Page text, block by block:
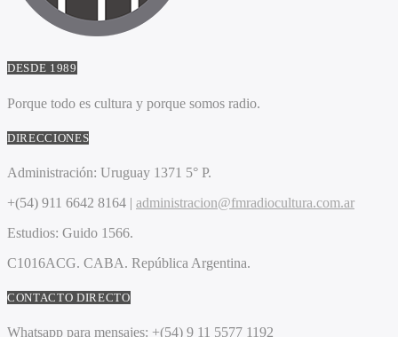
DESDE 1989
Porque todo es cultura y porque somos radio.
DIRECCIONES
Administración: Uruguay 1371 5° P.
+(54) 911 6642 8164 | administracion@fmradiocultura.com.ar
Estudios: Guido 1566.
C1016ACG. CABA. República Argentina.
CONTACTO DIRECTO
Whatsapp para mensajes: +(54) 9 11 5577 1192